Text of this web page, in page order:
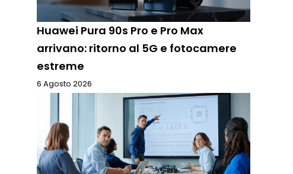
Huawei Pura 90s Pro e Pro Max
arrivano: ritorno al 5G e fotocamere
estreme
6 Agosto 2026